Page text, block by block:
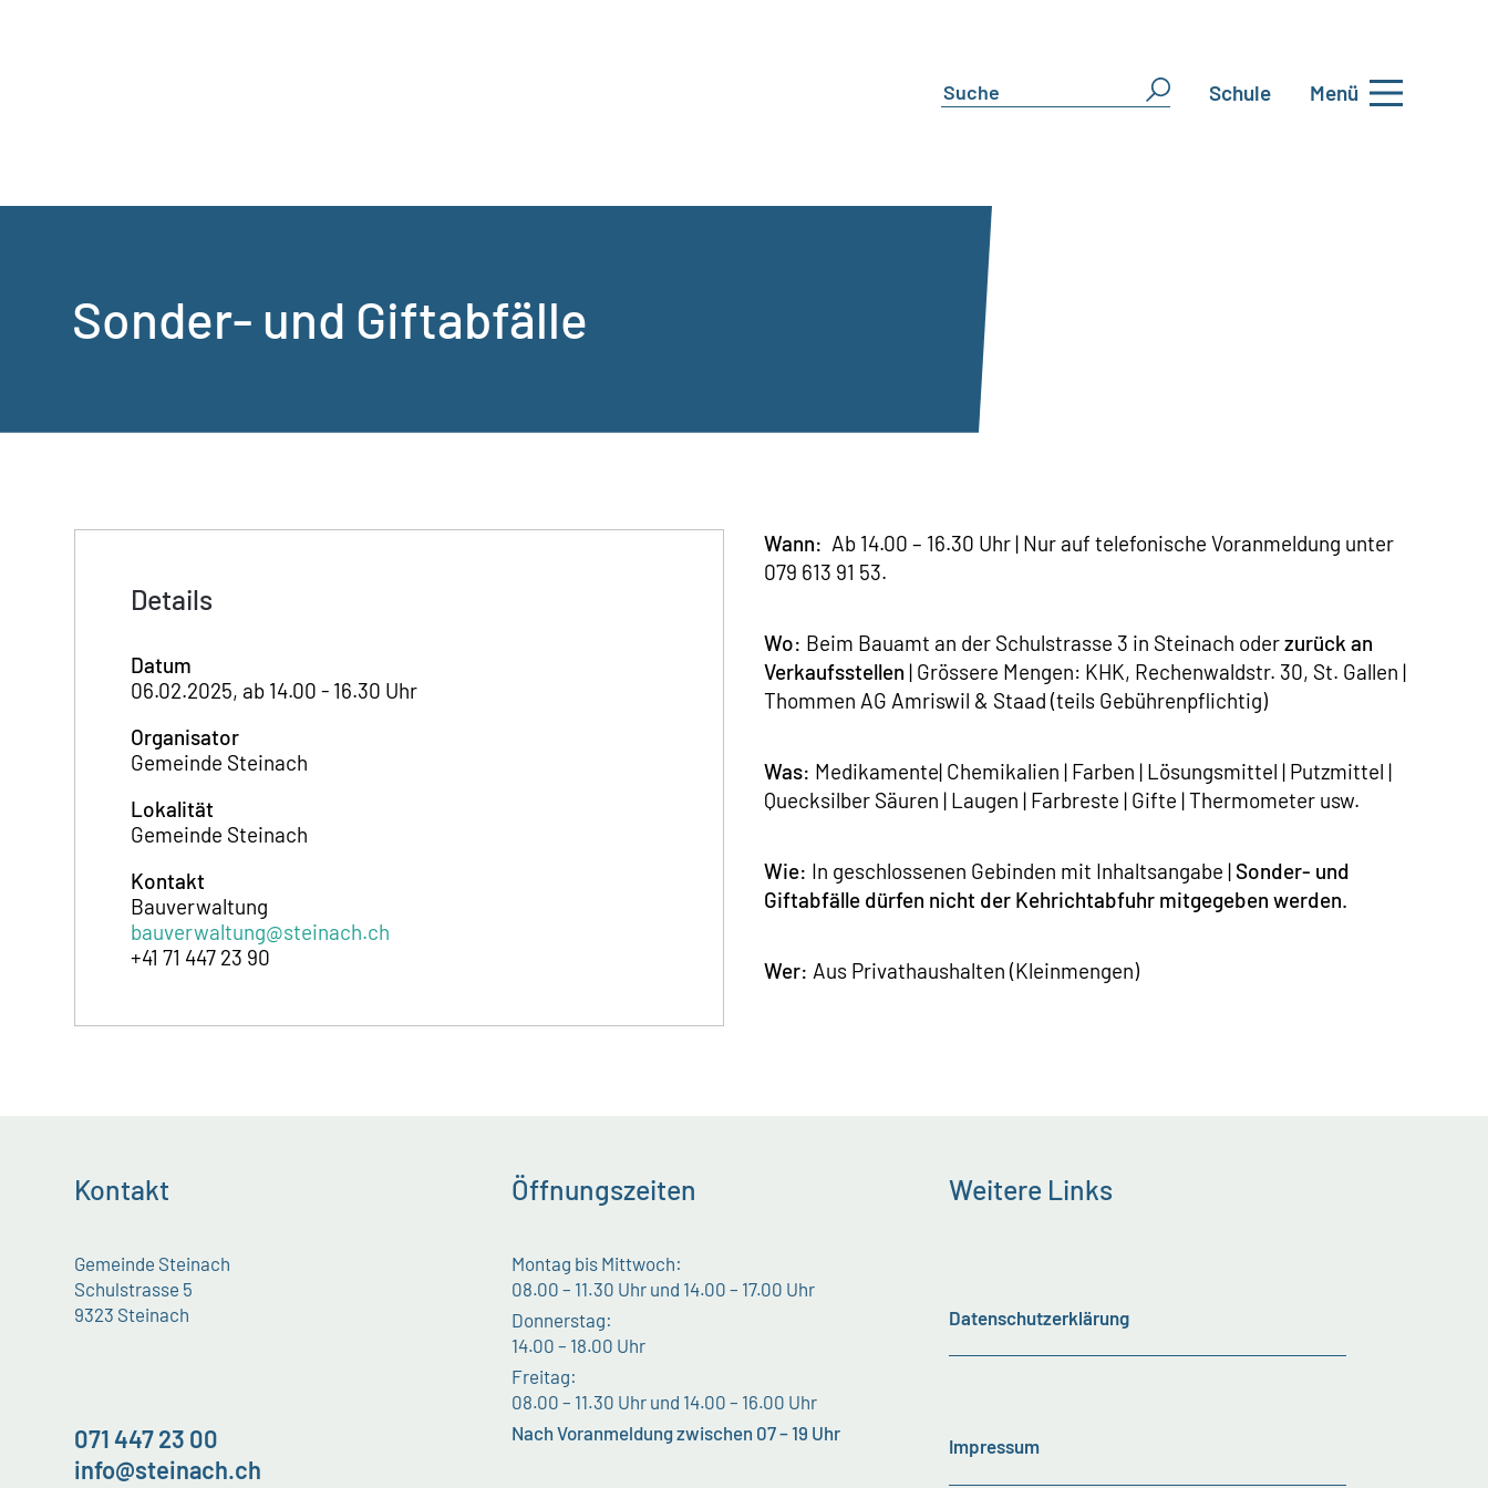
Schule Menü
Sonder- und Giftabfälle
Details
Datum
06.02.2025, ab 14.00 - 16.30 Uhr
Organisator
Gemeinde Steinach
Lokalität
Gemeinde Steinach
Kontakt
Bauverwaltung
bauverwaltung@steinach.ch
+41 71 447 23 90
Wann: Ab 14.00 – 16.30 Uhr | Nur auf telefonische Voranmeldung unter
079 613 91 53.
Wo: Beim Bauamt an der Schulstrasse 3 in Steinach oderzurück an
Verkaufsstellen | Grössere Mengen: KHK, Rechenwaldstr. 30, St. Gallen |
Thommen AG Amriswil & Staad (teils Gebührenpflichtig)
Was: Medikamente| Chemikalien | Farben | Lösungsmittel | Putzmittel |
Quecksilber Säuren | Laugen | Farbreste | Gifte | Thermometer usw.
Wie: In geschlossenen Gebinden mit Inhaltsangabe | Sonder- und
Giftabfälle dürfen nicht der Kehrichtabfuhr mitgegeben werden.
Wer: Aus Privathaushalten (Kleinmengen)
Kontakt
Gemeinde Steinach
Schulstrasse 5
9323 Steinach
071 447 23 00
info@steinach.ch
Öffnungszeiten
Montag bis Mittwoch:
08.00 – 11.30 Uhr und 14.00 – 17.00 Uhr
Donnerstag:
14.00 – 18.00 Uhr
Freitag:
08.00 – 11.30 Uhr und 14.00 – 16.00 Uhr
Nach Voranmeldung zwischen 07 – 19 Uhr
Weitere Links
Datenschutzerklärung
Impressum